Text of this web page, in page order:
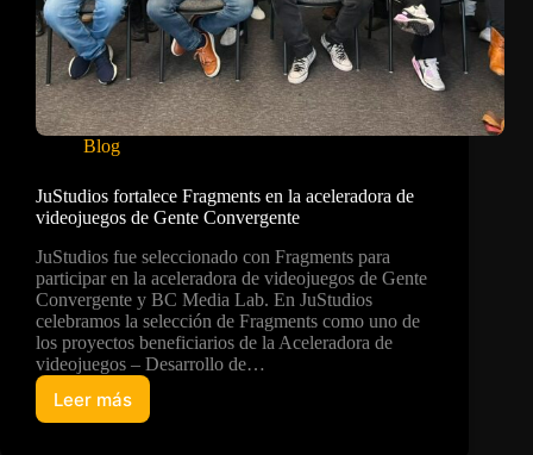
Blog
JuStudios fortalece Fragments en la aceleradora de
videojuegos de Gente Convergente
JuStudios fue seleccionado con Fragments para
participar en la aceleradora de videojuegos de Gente
Convergente y BC Media Lab. En JuStudios
celebramos la selección de Fragments como uno de
los proyectos beneficiarios de la Aceleradora de
videojuegos – Desarrollo de…
Leer másJuStudios